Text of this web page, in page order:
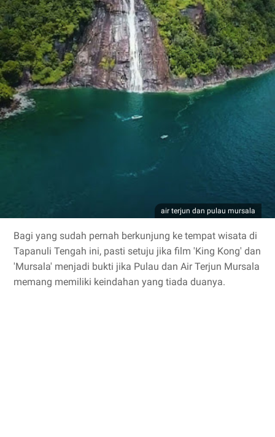
air terjun dan pulau mursala
Bagi yang sudah pernah berkunjung ke tempat wisata di
Tapanuli Tengah ini, pasti setuju jika film 'King Kong' dan
'Mursala' menjadi bukti jika Pulau dan Air Terjun Mursala
memang memiliki keindahan yang tiada duanya.